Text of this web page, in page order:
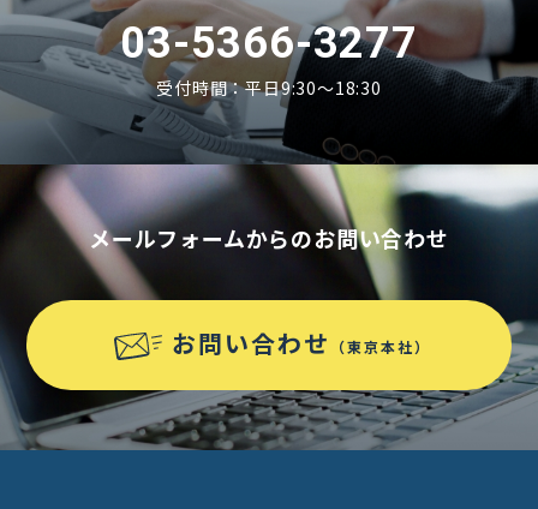
03-5366-3277
受付時間：平日9:30〜18:30
メールフォームからのお問い合わせ
お問い合わせ （東京本社）